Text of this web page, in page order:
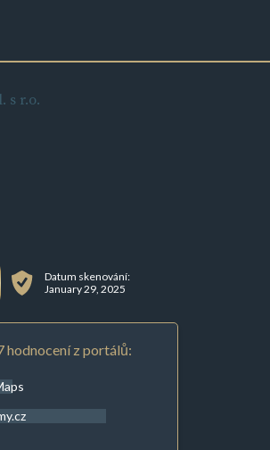
s r.o.
Datum skenování:
January 29, 2025
hodnocení z portálů: